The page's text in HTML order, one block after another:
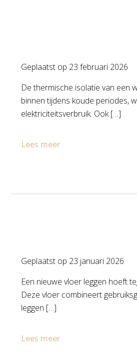
Geplaatst op 23 februari 2026
De thermische isolatie van een
binnen tijdens koude periodes,
elektriciteitsverbruik. Ook […]
Lees meer
Geplaatst op 23 januari 2026
Een nieuwe vloer leggen hoeft
Deze vloer combineert
leggen […]
Lees meer